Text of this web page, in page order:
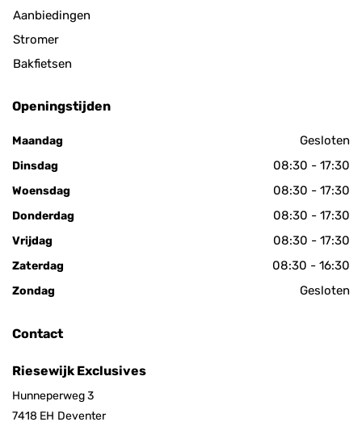
Aanbiedingen
Stromer
Bakfietsen
Openingstijden
Maandag Gesloten
Dinsdag 08:30 - 17:30
Woensdag 08:30 - 17:30
Donderdag 08:30 - 17:30
Vrijdag 08:30 - 17:30
Zaterdag 08:30 - 16:30
Zondag Gesloten
Contact
Riesewijk Exclusives
Hunneperweg 3
7418 EH Deventer